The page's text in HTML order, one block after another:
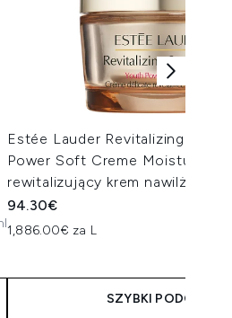
Estée Lauder Revitalizing
Power Soft Creme Moisturiser
rewitalizujący krem nawilżający
94.30€
1,886.00€ za L
SZYBKI PODGLĄD